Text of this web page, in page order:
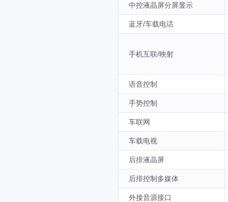
中控液晶屏分屏显示
蓝牙/车载电话
手机互联/映射
语音控制
手势控制
车联网
车载电视
后排液晶屏
后排控制多媒体
外接音源接口